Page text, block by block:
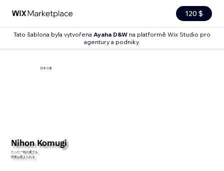
120 $
Tato šablona byla vytvořena Ayaha D&W na platformě Wix Studio pro
agentury a podniky.